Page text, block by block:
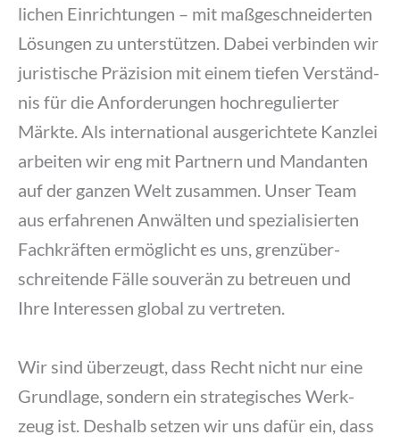
li­chen Ein­rich­tun­gen – mit maß­ge­schnei­der­ten
Lösun­gen zu unter­stüt­zen. Dabei ver­bin­den wir
juris­ti­sche Prä­zi­si­on mit einem tie­fen Ver­ständ­
nis für die Anfor­de­run­gen hoch­re­gu­lier­ter
Märk­te. Als inter­na­tio­nal aus­ge­rich­te­te Kanz­lei
arbei­ten wir eng mit Part­nern und Man­dan­ten
auf der gan­zen Welt zusam­men. Unser Team
aus erfah­re­nen Anwäl­ten und spe­zia­li­sier­ten
Fach­kräf­ten ermög­licht es uns, grenz­über­
schrei­ten­de Fäl­le sou­ve­rän zu betreu­en und
Ihre Inter­es­sen glo­bal zu ver­tre­ten.
Wir sind über­zeugt, dass Recht nicht nur eine
Grund­la­ge, son­dern ein stra­te­gi­sches Werk­
zeug ist. Des­halb set­zen wir uns dafür ein, dass